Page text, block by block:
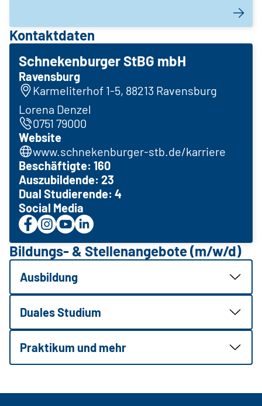
Kontaktdaten
Schnekenburger StBG mbH
Ravensburg
Karmeliterhof 1-5, 88213 Ravensburg
Lorena Denzel
0751 79000
Website
www.schnekenburger-stb.de/karriere
Beschäftigte: 160
Auszubildende: 23
Dual Studierende: 4
Social Media
Bildungs- & Stellenangebote (m/w/d)
Ausbildung
Duales Studium
Praktikum und mehr